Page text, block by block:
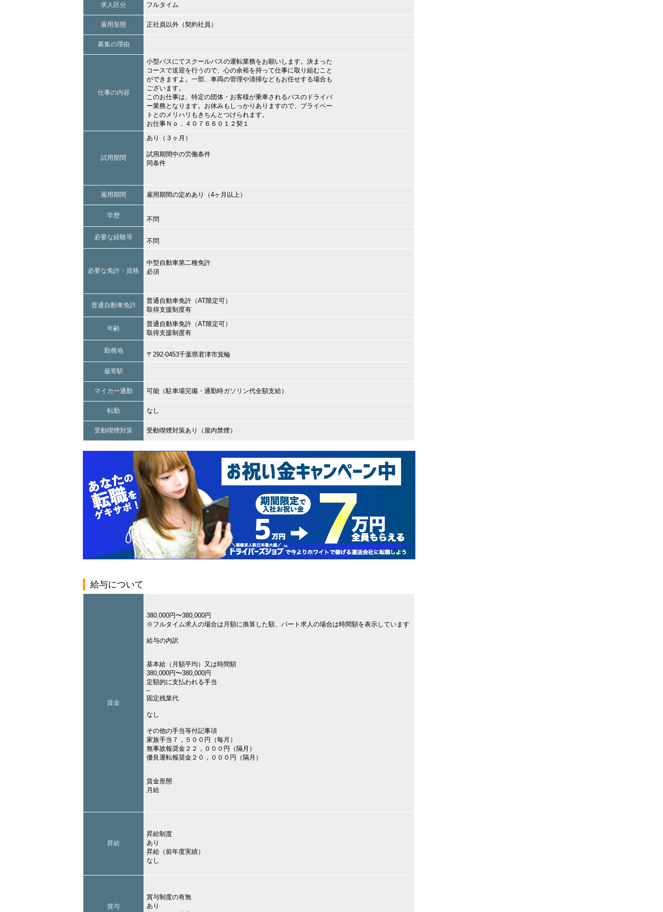
求人区分 フルタイム
雇用形態 正社員以外（契約社員）
募集の理由
仕事の内容
小型バスにてスクールバスの運転業務をお願いします。決まった
コースで送迎を行うので、心の余裕を持って仕事に取り組むこと
ができますよ。一部、車両の管理や清掃などもお任せする場合も
ございます。
このお仕事は、特定の団体・お客様が乗車されるバスのドライバ
ー業務となります。お休みもしっかりありますので、プライベー
トとのメリハリもきちんとつけられます。
お仕事Ｎｏ．４０７６６０１２契１
試用期間
あり（３ヶ月）
試用期間中の労働条件
同条件
雇用期間 雇用期間の定めあり（4ヶ月以上）
学歴
不問
必要な経験等
不問
必要な免許・資格
中型自動車第二種免許
必須
普通自動車免許
普通自動車免許（AT限定可）
取得支援制度有
年齢
普通自動車免許（AT限定可）
取得支援制度有
勤務地
〒292-0453千葉県君津市箕輪
最寄駅
マイカー通勤 可能（駐車場完備・通勤時ガソリン代全額支給）
転勤 なし
受動喫煙対策 受動喫煙対策あり（屋内禁煙）
給与について
賃金
380,000円〜380,000円
※フルタイム求人の場合は月額に換算した額、パート求人の場合は時間額を表示しています
給与の内訳
基本給（月額平均）又は時間額
380,000円〜380,000円
定額的に支払われる手当
–
固定残業代
なし
その他の手当等付記事項
家族手当７，５００円（毎月）
無事故報奨金２２，０００円（隔月）
優良運転報奨金２０，０００円（隔月）
賃金形態
月給
昇給
昇給制度
あり
昇給（前年度実績）
なし
賞与
賞与制度の有無
あり